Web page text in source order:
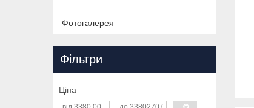
Фотогалерея
Фільтри
Ціна